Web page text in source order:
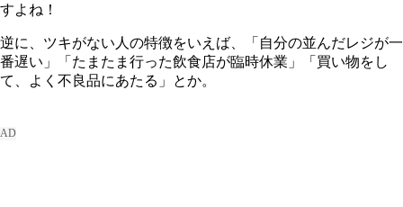
すよね！
逆に、ツキがない人の特徴をいえば、「自分の並んだレジが一
番遅い」「たまたま行った飲食店が臨時休業」「買い物をし
て、よく不良品にあたる」とか。